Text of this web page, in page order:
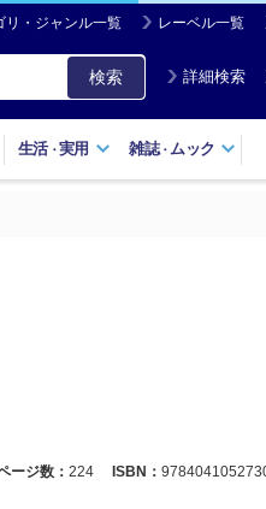
リ・ジャンル一覧 レーベル一覧
検索 詳細検索
生活・実用 雑誌・ ムック
ージ数： 224 ISBN：